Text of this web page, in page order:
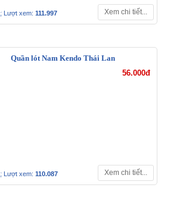
; Lượt xem: 111.997 Xem chi tiết...
Quần lót Nam Kendo Thái Lan
56.000đ
; Lượt xem: 110.087 Xem chi tiết...